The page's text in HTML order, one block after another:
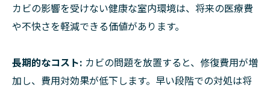
カビの影響を受けない健康な室内環境は、将来の医療費
や不快さを軽減できる価値があります。
長期的なコスト: カビの問題を放置すると、修復費用が増
加し、費用対効果が低下します。早い段階での対処は将